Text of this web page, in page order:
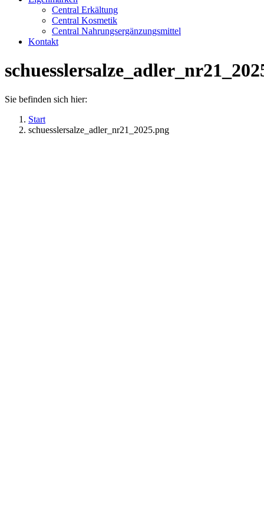
Central Erkältung
Central Kosmetik
Central Nahrungsergänzungsmittel
Kontakt
Sie befinden sich hier:
Start
schuesslersalze_adler_nr21_2025.png